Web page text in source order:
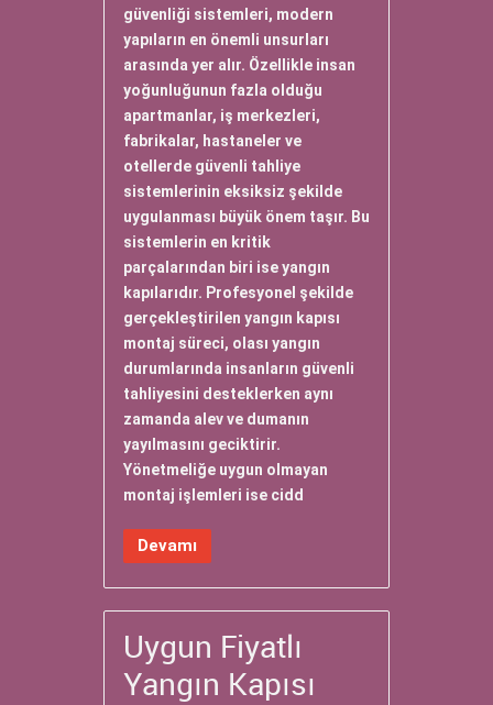
güvenliği sistemleri, modern
yapıların en önemli unsurları
arasında yer alır. Özellikle insan
yoğunluğunun fazla olduğu
apartmanlar, iş merkezleri,
fabrikalar, hastaneler ve
otellerde güvenli tahliye
sistemlerinin eksiksiz şekilde
uygulanması büyük önem taşır. Bu
sistemlerin en kritik
parçalarından biri ise yangın
kapılarıdır. Profesyonel şekilde
gerçekleştirilen yangın kapısı
montaj süreci, olası yangın
durumlarında insanların güvenli
tahliyesini desteklerken aynı
zamanda alev ve dumanın
yayılmasını geciktirir.
Yönetmeliğe uygun olmayan
montaj işlemleri ise cidd
Devamı
Uygun Fiyatlı
Yangın Kapısı